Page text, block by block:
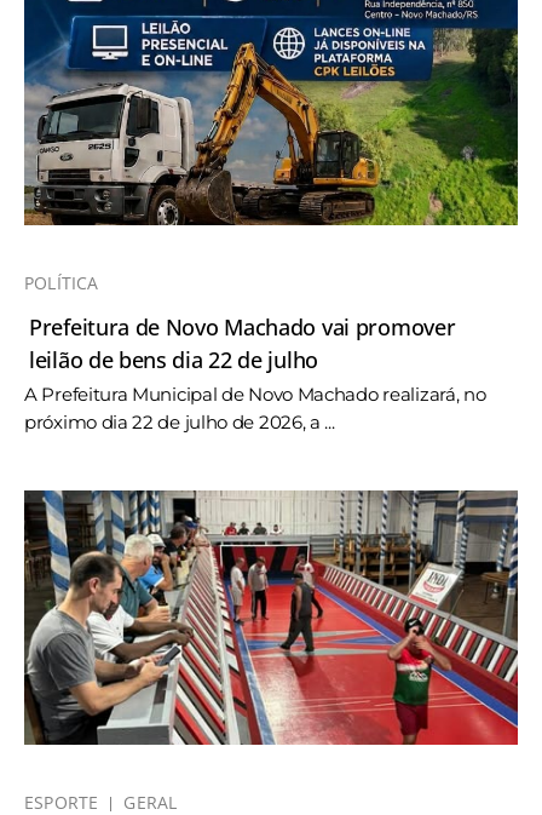
POLÍTICA
Prefeitura de Novo Machado vai promover
leilão de bens dia 22 de julho
A Prefeitura Municipal de Novo Machado realizará, no
próximo dia 22 de julho de 2026, a ...
ESPORTE GERAL